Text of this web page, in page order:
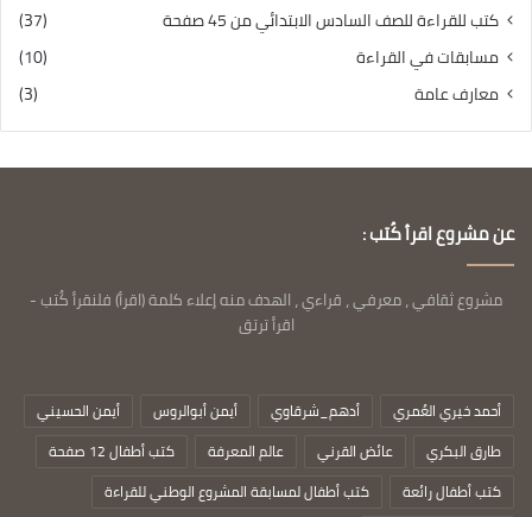
كتب للقراءة للصف السادس الابتدائي من 45 صفحة
(37)
مسابقات في القراءة
(10)
معارف عامة
(3)
عن مشروع اقرأ كُتب :
مشروع ثقافي ، معرفي ، قراءي ، الهدف منه إعلاء كلمة (اقرأ) فلنقرأ كُتب -
اقرأ ترتق
أحمد خيري العُمري أدهم_شرقاوي أيمن أبوالروس
أيمن الحسيني
طارق البكري
عائض القرني عالم المعرفة
كتب أطفال 12 صفحة
كتب أطفال رائعة
كتب أطفال لمسابقة المشروع الوطني للقراءة